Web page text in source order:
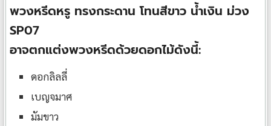
พวงหรีดหรู ทรงกระดาน โทนสีขาว น้ำเงิน ม่วง
SP07
อาจตกแต่งพวงหรีดด้วยดอกไม้ดังนี้:
ดอกลิลลี่
เบญจมาศ
มัมขาว